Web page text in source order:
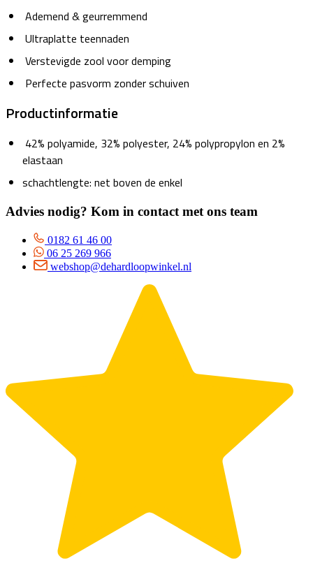
Ademend & geurremmend
Ultraplatte teennaden
Verstevigde zool voor demping
Perfecte pasvorm zonder schuiven
Productinformatie
42% polyamide, 32% polyester, 24% polypropylon en 2%
elastaan
schachtlengte: net boven de enkel
Advies nodig? Kom in contact met ons team
0182 61 46 00
06 25 269 966
webshop@dehardloopwinkel.nl